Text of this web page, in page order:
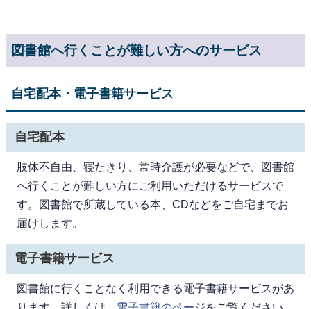
図書館へ行くことが難しい方へのサービス
自宅配本・電子書籍サービス
自宅配本
肢体不自由、寝たきり、常時介護が必要などで、図書館
へ行くことが難しい方にご利用いただけるサービスで
す。図書館で所蔵している本、CDなどをご自宅までお
届けします。
電子書籍サービス
図書館に行くことなく利用できる電子書籍サービスがあ